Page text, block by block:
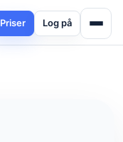
Priser Log på